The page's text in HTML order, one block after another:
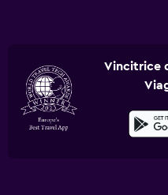
Vincitrice